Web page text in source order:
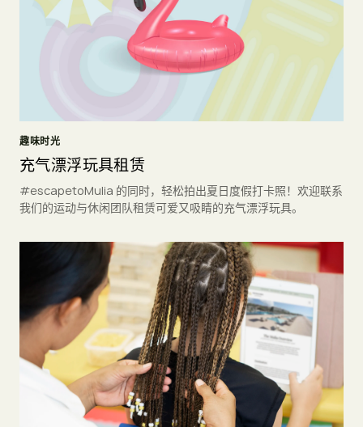
趣味时光
充气漂浮玩具租赁
#escapetoMulia 的同时，轻松拍出夏日度假打卡照！欢迎联系
我们的运动与休闲团队租赁可爱又吸睛的充气漂浮玩具。